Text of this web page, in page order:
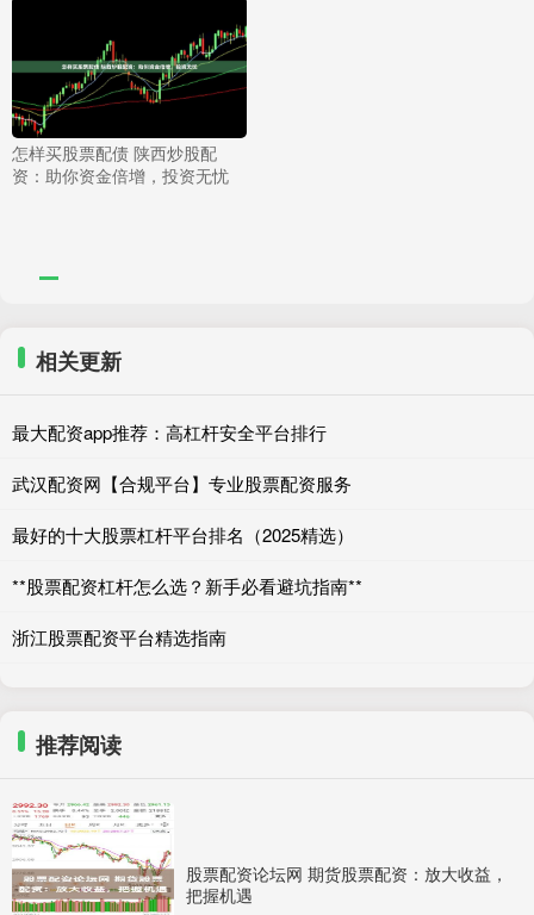
怎样买股票配债 陕西炒股配
资：助你资金倍增，投资无忧
相关更新
最大配资app推荐：高杠杆安全平台排行
武汉配资网【合规平台】专业股票配资服务
最好的十大股票杠杆平台排名（2025精选）
**股票配资杠杆怎么选？新手必看避坑指南**
浙江股票配资平台精选指南
推荐阅读
股票配资论坛网 期货股票配资：放大收益，
把握机遇